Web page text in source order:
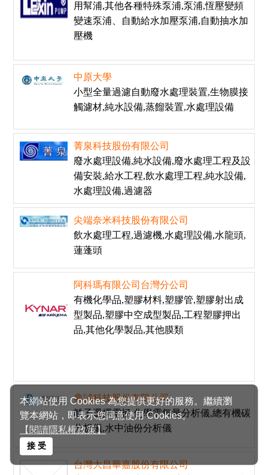
本網站使用 Cookies 為您提供更好的服務。繼續瀏
覽本網站，即表示您同意使用 Cookies。
【閱讀隱私權政策】
接 受
用幫浦,其他各種特殊泵浦,泵浦,恆壓變頻
變速泵浦、自動給水加壓泵浦,自動抽水加
壓機
中原大學
小型全量過濾自動廢水處理裝置,生物膜接
觸濾材,純水設備,蒸餾裝置,水處理設備
菁泉科技股份有限公司
廢水處理設備,純水設備,廢水處理工程及設
備安裝,給水工程,飲水處理工程,純水設備,
水處理設備,過濾器
尖端奈米科技股份有限公司
飲水處理工程,過濾機,水處理設備,水龍頭,
蓮蓬頭
阿科瑪有限公司台灣分公司
有機化學品,塑膠材料,塑膠管,塑膠射出成
型製品,塑膠中空成型製品,工程塑膠押出
品,其他化學製品,其他膜類
典試科技股份有限公司
離子選擇電極,化學需氧量分析儀,總有機碳
分析儀,水中油份分析儀
台灣大昌華嘉股份有限公司